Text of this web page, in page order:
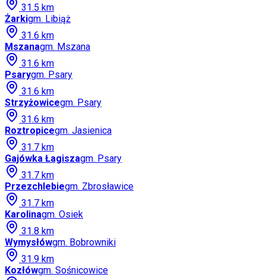
31.5 km
Żarkigm. Libiąż
31.6 km
Mszanagm. Mszana
31.6 km
Psarygm. Psary
31.6 km
Strzyżowicegm. Psary
31.6 km
Roztropicegm. Jasienica
31.7 km
Gajówka Łagiszagm. Psary
31.7 km
Przezchlebiegm. Zbrosławice
31.7 km
Karolinagm. Osiek
31.8 km
Wymysłówgm. Bobrowniki
31.9 km
Kozłówgm. Sośnicowice